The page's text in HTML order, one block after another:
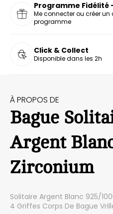
Programme Fidélité
Me connecter ou créer
programme
Click & Collect
Disponible dans les 2h
À PROPOS DE
Bague
Argent
Zirconium
Solitaire Argent Blanc 925/
4 Griffes Corps De Bague